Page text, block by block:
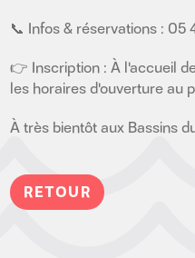
📞 Infos & réservations : 05
👉 Inscription : À l'accueil
les horaires d'ouverture au
À très bientôt aux Bassins
RETOUR